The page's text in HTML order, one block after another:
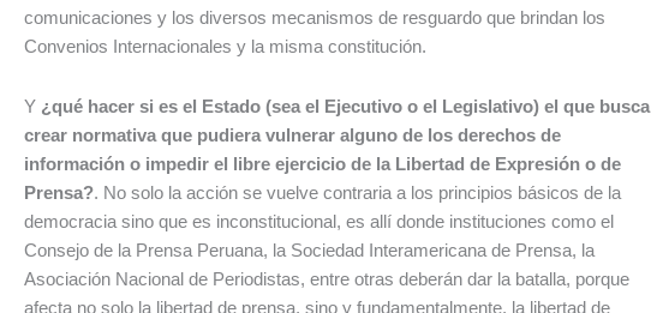
comunicaciones y los diversos mecanismos de resguardo que brindan los
Convenios Internacionales y la misma constitución.
Y ¿qué hacer si es el Estado (sea el Ejecutivo o el Legislativo) el que busca
crear normativa que pudiera vulnerar alguno de los derechos de
información o impedir el libre ejercicio de la Libertad de Expresión o de
Prensa?. No solo la acción se vuelve contraria a los principios básicos de la
democracia sino que es inconstitucional, es allí donde instituciones como el
Consejo de la Prensa Peruana, la Sociedad Interamericana de Prensa, la
Asociación Nacional de Periodistas, entre otras deberán dar la batalla, porque
afecta no solo la libertad de prensa, sino y fundamentalmente, la libertad de